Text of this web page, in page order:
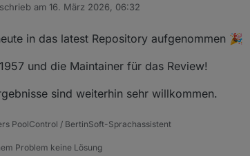
schrieb am 16. März 2026, 06:32
editiert von
in das latest Repository aufgenommen 🎉
und die Maintainer für das Review!
sind weiterhin sehr willkommen.
PoolControl / BertinSoft-Sprachassistent
Problem keine Lösung